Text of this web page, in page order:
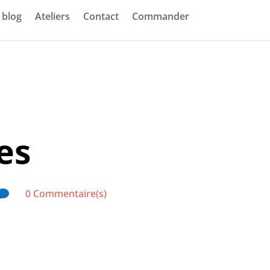
Ateliers Contact Commander
0 Commentaire(s)